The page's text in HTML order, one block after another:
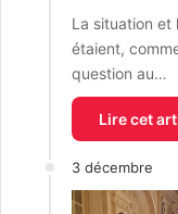
La situation et
étaient,
question au…
Lire cet
3 décembre